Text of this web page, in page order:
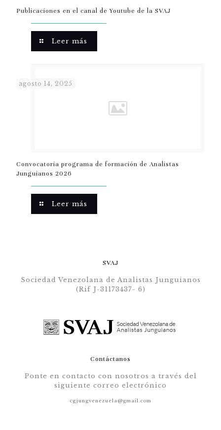
Publicaciones en el canal de Youtube de la SVAJ
Leer más
agosto 14, 2025
Convocatoria programa de formación de Analistas
Junguianos 2026
Leer más
SVAJ
Sociedad Venezolana de Analistas Junguianos
(Rif J-31173437- 6)
Contáctanos
Ponte en contacto con nosotros a través del
siguiente correo electrónico
cgjungvenezuela@gmail.com